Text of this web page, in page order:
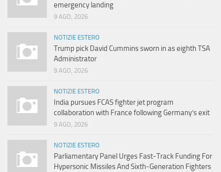
emergency landing
9 AGO, 2026
NOTIZIE ESTERO
Trump pick David Cummins sworn in as eighth TSA
Administrator
9 AGO, 2026
NOTIZIE ESTERO
India pursues FCAS fighter jet program
collaboration with France following Germany’s exit
9 AGO, 2026
NOTIZIE ESTERO
Parliamentary Panel Urges Fast-Track Funding For
Hypersonic Missiles And Sixth-Generation Fighters